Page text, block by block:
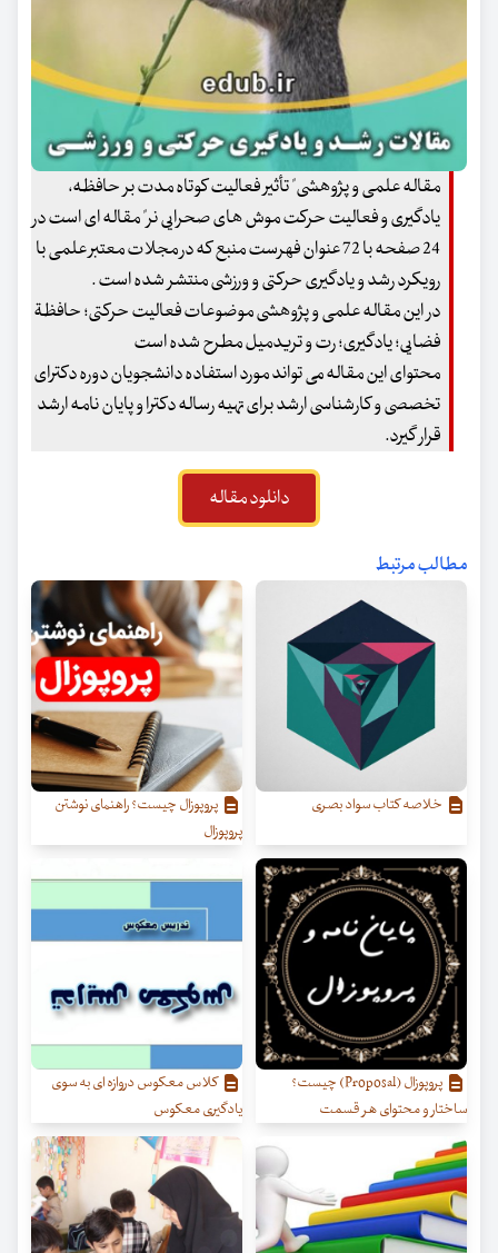
مقاله علمی و پژوهشی" تأثیر فعالیت کوتاه مدت بر حافظه،
یادگیری و فعالیت حرکت موش های صحرایی نر" مقاله ای است در
24 صفحه با 72 عنوان فهرست منبع که در مجلات معتبر علمی با
رویکرد رشد و یادگیری حرکتی و ورزشی منتشر شده است .
در این مقاله علمی و پژوهشی موضوعات فعالیت حرکتی؛ حافظة
فضایی؛ یادگیری؛ رت و تریدمیل مطرح شده است
محتوای این مقاله می تواند مورد استفاده دانشجویان دوره دکترای
تخصصی و کارشناسی ارشد برای تهیه رساله دکترا و پایان نامه ارشد
قرار گیرد.
دانلود مقاله
مطالب مرتبط
خلاصه کتاب سواد بصری
پروپوزال چیست؟ راهنمای نوشتن
پروپوزال
پروپوزال (Proposal) چیست؟
ساختار و محتوای هر قسمت
کلاس معکوس دروازه ای به سوی
یادگیری معکوس